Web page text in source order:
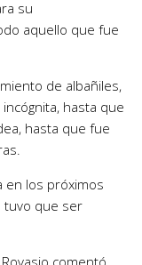
su
aquello que fue
de albañiles,
hasta que
hasta que fue
en los próximos
tuvo que ser